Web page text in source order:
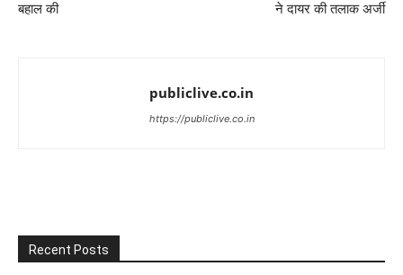
बहाल की
ने दायर की तलाक अर्जी
publiclive.co.in
https://publiclive.co.in
Recent Posts